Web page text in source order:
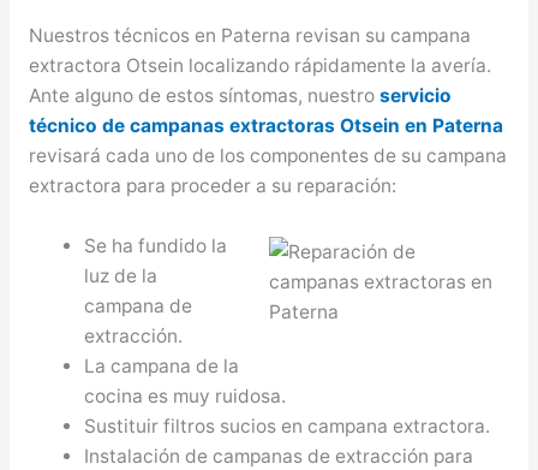
Nuestros técnicos en Paterna revisan su campana
extractora Otsein localizando rápidamente la avería.
Ante alguno de estos síntomas, nuestro servicio
técnico de campanas extractoras Otsein en Paterna
revisará cada uno de los componentes de su campana
extractora para proceder a su reparación:
Se ha fundido la
luz de la
campana de
extracción.
La campana de la
cocina es muy ruidosa.
Sustituir filtros sucios en campana extractora.
Instalación de campanas de extracción para